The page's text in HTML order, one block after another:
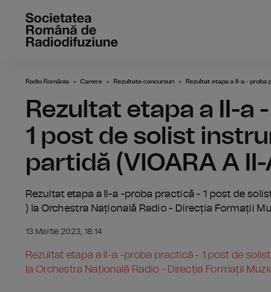
Radio România Cariere Rezultate concursuri Rezultat etapa a II-a - proba
Rezultat etapa a II-a
1 post de solist
partidă (VIOARA A II-
Rezultat etapa a II-a -proba practică - 1 post de
) la Orchestra Națională Radio - Direcția Formații
13 Martie 2023, 18:14
Rezultat etapa a II-a -proba practică - 1 post de
la Orchestra Națională Radio - Direcția Formații